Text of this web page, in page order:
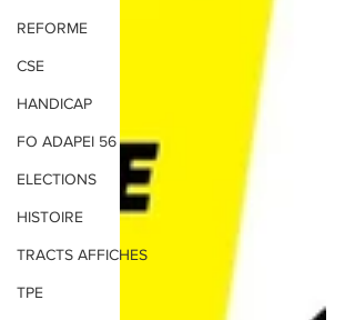
REFORME
CSE
HANDICAP
FO ADAPEI 56
ELECTIONS
HISTOIRE
TRACTS AFFICHES
TPE